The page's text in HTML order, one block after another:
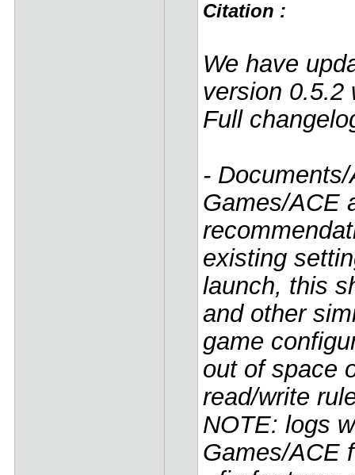
Citation :
We have
version 0.5.2
Full
-
Games/ACE
existing
launch, this
and other
game
out of space
read/write
NOTE: logs
Games/ACE